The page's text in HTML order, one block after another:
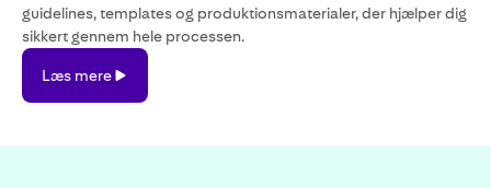
guidelines, templates og produktionsmaterialer, der hjælper dig
sikkert gennem hele processen.
mere
Læs mere